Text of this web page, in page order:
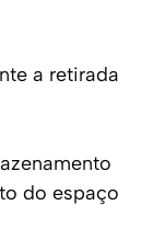
a retirada
do espaço